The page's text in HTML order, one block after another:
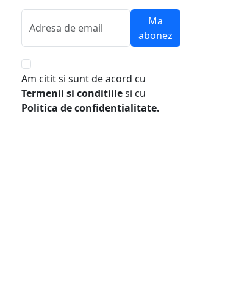
Ma
abonez
Am citit si sunt de acord cu
Termenii si conditiilesi cu
Politica de confidentialitate.